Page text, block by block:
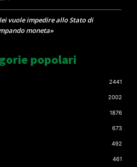
vuole impedire allo Stato di
moneta»
popolari
2441
2002
1876
673
492
461